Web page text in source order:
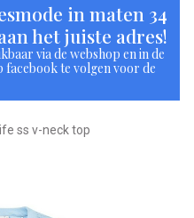
in maten 34
het juiste adres!
via de webshop en in de
te volgen voor de
ss v-neck top